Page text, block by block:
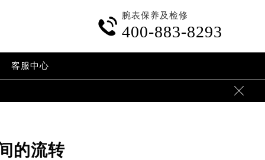

腕表保养及检修
400-883-8293
客服中心

的流转